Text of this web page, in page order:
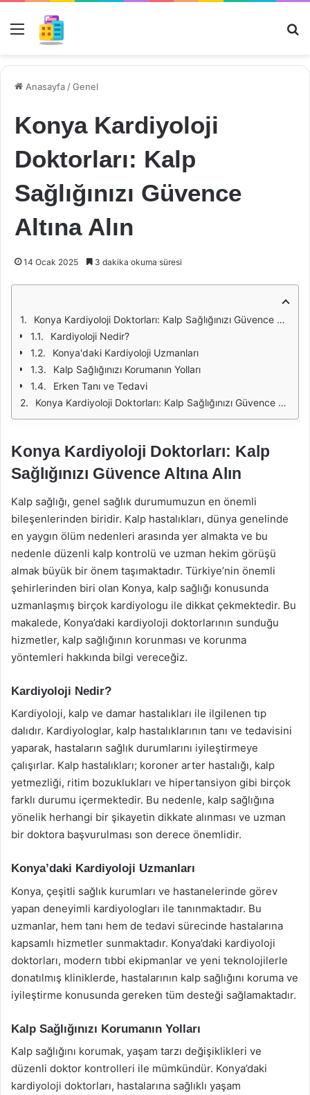
Menü
Anasayfa /Genel
Konya Kardiyoloji
Doktorları: Kalp
Sağlığınızı Güvence
Altına Alın
14 Ocak 2025 3 dakika okuma süresi
Konya Kardiyoloji Doktorları: Kalp Sağlığınızı Güvence Altına Alın
Kardiyoloji Nedir?
Konya'daki Kardiyoloji Uzmanları
Kalp Sağlığınızı Korumanın Yolları
Erken Tanı ve Tedavi
Konya Kardiyoloji Doktorları: Kalp Sağlığınızı Güvence Altına Alın
Konya Kardiyoloji Doktorları: Kalp
Sağlığınızı Güvence Altına Alın
Kalp sağlığı, genel sağlık durumumuzun en önemli
bileşenlerinden biridir. Kalp hastalıkları, dünya genelinde
en yaygın ölüm nedenleri arasında yer almakta ve bu
nedenle düzenli kalp kontrolü ve uzman hekim görüşü
almak büyük bir önem taşımaktadır. Türkiye’nin önemli
şehirlerinden biri olan Konya, kalp sağlığı konusunda
uzmanlaşmış birçok kardiyologu ile dikkat çekmektedir. Bu
makalede, Konya’daki kardiyoloji doktorlarının sunduğu
hizmetler, kalp sağlığının korunması ve korunma
yöntemleri hakkında bilgi vereceğiz.
Kardiyoloji Nedir?
Kardiyoloji, kalp ve damar hastalıkları ile ilgilenen tıp
dalıdır. Kardiyologlar, kalp hastalıklarının tanı ve tedavisini
yaparak, hastaların sağlık durumlarını iyileştirmeye
çalışırlar. Kalp hastalıkları; koroner arter hastalığı, kalp
yetmezliği, ritim bozuklukları ve hipertansiyon gibi birçok
farklı durumu içermektedir. Bu nedenle, kalp sağlığına
yönelik herhangi bir şikayetin dikkate alınması ve uzman
bir doktora başvurulması son derece önemlidir.
Konya’daki Kardiyoloji Uzmanları
Konya, çeşitli sağlık kurumları ve hastanelerinde görev
yapan deneyimli kardiyologları ile tanınmaktadır. Bu
uzmanlar, hem tanı hem de tedavi sürecinde hastalarına
kapsamlı hizmetler sunmaktadır. Konya’daki kardiyoloji
doktorları, modern tıbbi ekipmanlar ve yeni teknolojilerle
donatılmış kliniklerde, hastalarının kalp sağlığını koruma ve
iyileştirme konusunda gereken tüm desteği sağlamaktadır.
Kalp Sağlığınızı Korumanın Yolları
Kalp sağlığını korumak, yaşam tarzı değişiklikleri ve
düzenli doktor kontrolleri ile mümkündür. Konya’daki
kardiyoloji doktorları, hastalarına sağlıklı yaşam